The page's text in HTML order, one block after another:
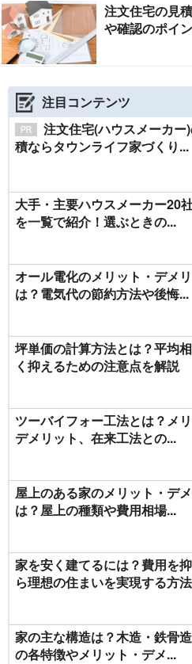
注文住宅の見
や確認のポイ
注目コンテンツ
注文住宅(ハウスメーカー
積ならタウンライフ家づくり...
大手・主要ハウスメーカー20
を一覧で紹介！選ぶときの...
オール電化のメリット・デメ
は？電気代の節約方法や後悔...
坪単価の計算方法とは？平均
く抑えるための注意点を解説
ツーバイフォー工法とは？メ
デメリット、在来工法との...
屋上のある家のメリット・デ
は？屋上の種類や費用相場...
家を安く建てるには？費用を
ら理想の住まいを実現する方法
家の主な構造は？木造・鉄骨
の各特徴やメリット・デメ...